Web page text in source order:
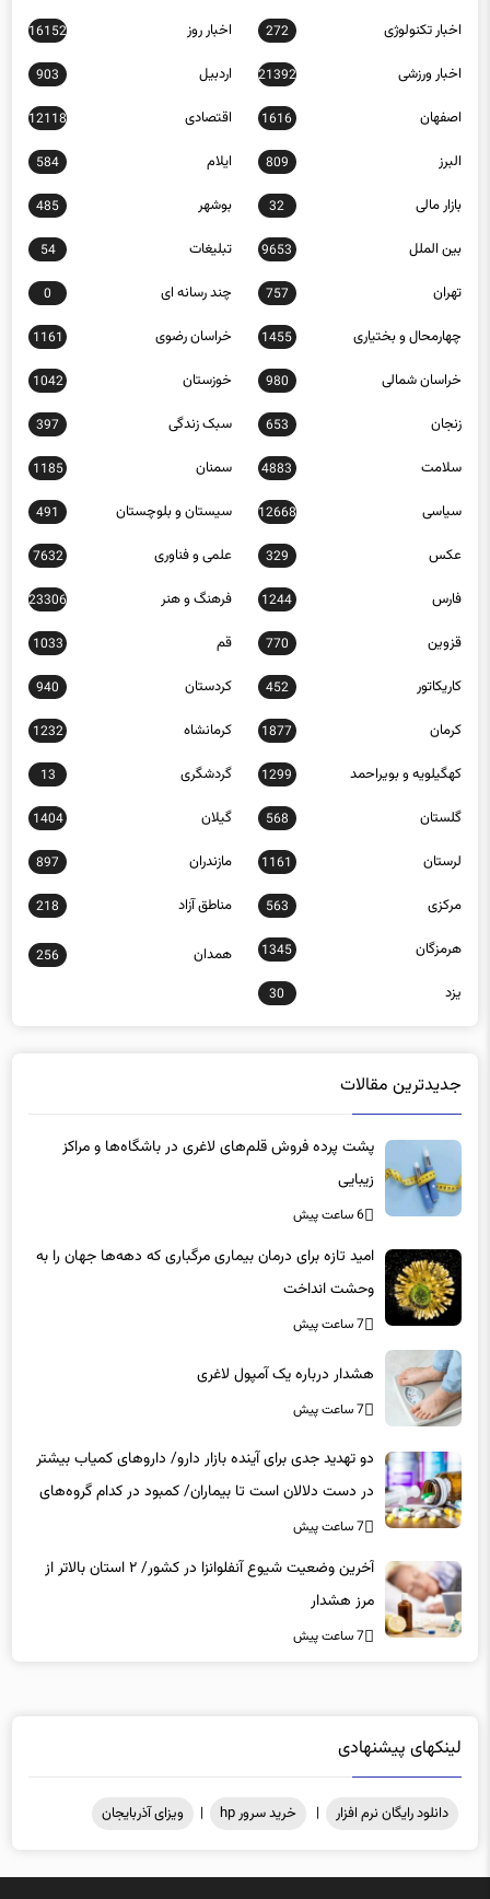
اخبار تکنولوژی 272 اخبار روز 16152
اخبار ورزشی 21392 اردبیل 903
اصفهان 1616 اقتصادی 12118
البرز 809 ایلام 584
بازار مالی 32 بوشهر 485
بین الملل 9653 تبلیغات 54
تهران 757 چند رسانه ای 0
چهارمحال و بختیاری 1455 خراسان رضوی 1161
خراسان شمالی 980 خوزستان 1042
زنجان 653 سبک زندگی 397
سلامت 4883 سمنان 1185
سیاسی 12668 سیستان و بلوچستان 491
عکس 329 علمی و فناوری 7632
فارس 1244 فرهنگ و هنر 23306
قزوین 770 قم 1033
کاریکاتور 452 کردستان 940
کرمان 1877 کرمانشاه 1232
کهگیلویه و بویراحمد 1299 گردشگری 13
گلستان 568 گیلان 1404
لرستان 1161 مازندران 897
مرکزی 563 مناطق آزاد 218
هرمزگان 1345 همدان 256
یزد 30
جدیدترین مقالات
پشت پرده فروش قلم‌های لاغری در باشگاه‌ها و مراکز
زیبایی
6 ساعت پیش
امید تازه برای درمان بیماری مرگباری که دهه‌ها جهان را به
وحشت انداخت
7 ساعت پیش
هشدار درباره یک آمپول لاغری
7 ساعت پیش
دو تهدید جدی برای آینده بازار دارو/ داروهای کمیاب بیشتر
در دست دلالان است تا بیماران/ کمبود در کدام گروه‌های
دارویی محسوس‌تر است؟
7 ساعت پیش
آخرین وضعیت شیوع آنفلوانزا در کشور/ ۲ استان بالاتر از
مرز هشدار
7 ساعت پیش
لینکهای پیشنهادی
دانلود رایگان نرم افزار | خرید سرور hp | ویزای آذربایجان